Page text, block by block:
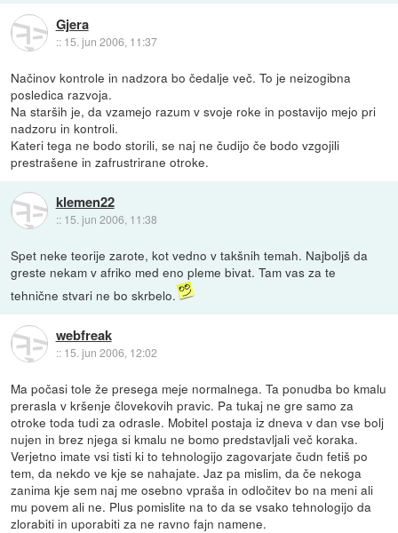
Gjera
:: 15. jun 2006, 11:37
Načinov kontrole in nadzora bo čedalje več. To je neizogibna
posledica razvoja.
Na starših je, da vzamejo razum v svoje roke in postavijo mejo pri
nadzoru in kontroli.
Kateri tega ne bodo storili, se naj ne čudijo če bodo vzgojili
prestrašene in zafrustrirane otroke.
klemen22
:: 15. jun 2006, 11:38
Spet neke teorije zarote, kot vedno v takšnih temah. Najboljš da
greste nekam v afriko med eno pleme bivat. Tam vas za te
tehnične stvari ne bo skrbelo.
webfreak
:: 15. jun 2006, 12:02
Ma počasi tole že presega meje normalnega. Ta ponudba bo kmalu
prerasla v kršenje človekovih pravic. Pa tukaj ne gre samo za
otroke toda tudi za odrasle. Mobitel postaja iz dneva v dan vse bolj
nujen in brez njega si kmalu ne bomo predstavljali več koraka.
Verjetno imate vsi tisti ki to tehnologijo zagovarjate čudn fetiš po
tem, da nekdo ve kje se nahajate. Jaz pa mislim, da če nekoga
zanima kje sem naj me osebno vpraša in odločitev bo na meni ali
mu povem ali ne. Plus pomislite na to da se vsako tehnologijo da
zlorabiti in uporabiti za ne ravno fajn namene.